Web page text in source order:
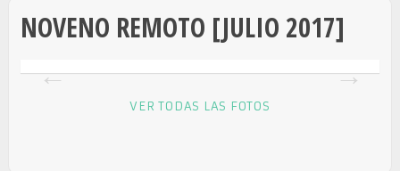
NOVENO REMOTO [JULIO 2017]
VER TODAS LAS FOTOS